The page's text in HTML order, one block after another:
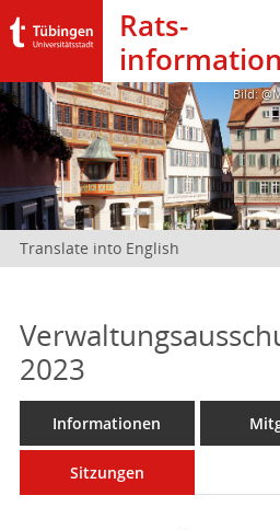
Rats­
Bild:
Translate into English
2023
Informationen
Sitzungen